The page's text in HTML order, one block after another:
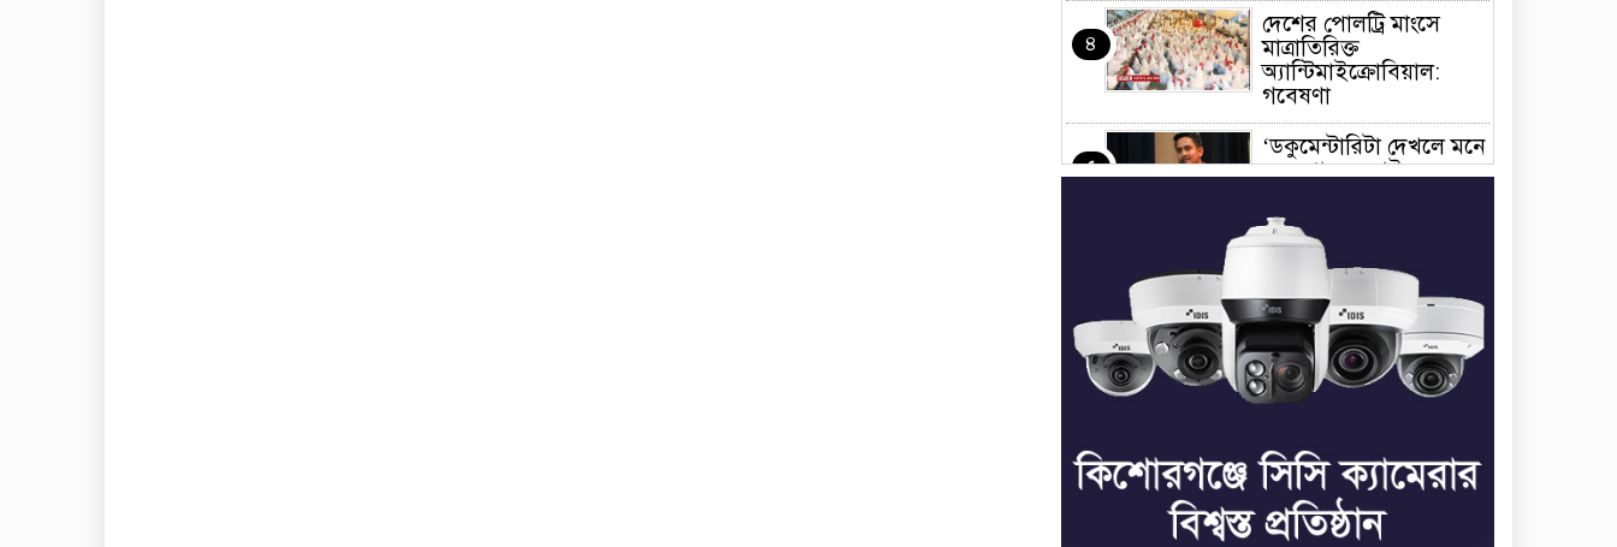
৪
দেশের পোলট্রি মাংসে
মাত্রাতিরিক্ত
অ্যান্টিমাইক্রোবিয়াল:
গবেষণা
৫
‘ডকুমেন্টারিটা দেখলে মনে
হতে পারে জুলাইয়ে
হয়েছে’
জুলাইয়ের অনুষ্ঠানে
তথ্যচিত্র নিয়ে হট্টগোল
৭
মাত্র ছয় দিনেই ১ বিলিয়ন
ডলার আয় স্পাইডার-ম্যান:
৮
ধর্ষণের অভিযোগে
কনটেন্ট ক্রিয়েটর রিপন
মিয়ার বিরুদ্ধে মামলা